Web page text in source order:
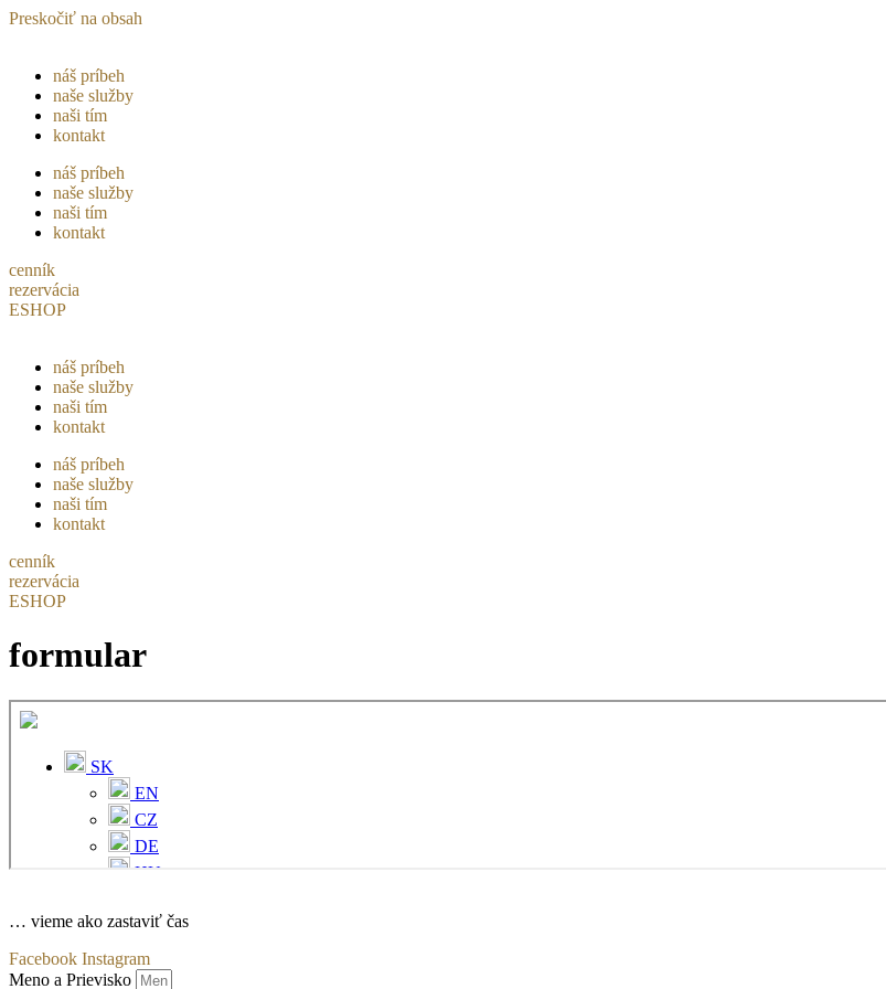
Preskočiť na obsah
náš príbeh
naše služby
naši tím
kontakt
náš príbeh
naše služby
naši tím
kontakt
cenník
rezervácia
ESHOP
náš príbeh
naše služby
naši tím
kontakt
náš príbeh
naše služby
naši tím
kontakt
cenník
rezervácia
ESHOP
formular
… vieme ako zastaviť čas
Facebook Instagram
Meno a Prievisko